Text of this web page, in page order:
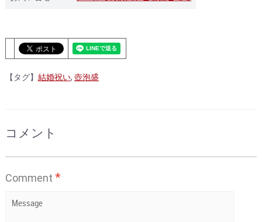
【タグ】 結婚祝い, 壺泡盛
コメント
Comment *